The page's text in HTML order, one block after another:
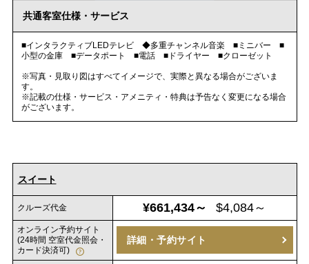
共通客室仕様・サービス
■インタラクティブLEDテレビ ◆多重チャンネル音楽 ■ミニバー ■
小型の金庫 ■データポート ■電話 ■ドライヤー ■クローゼット
※写真・見取り図はすべてイメージで、実際と異なる場合がございま
す。
※記載の仕様・サービス・アメニティ・特典は予告なく変更になる場合
がございます。
スイート
クルーズ代金 ¥661,434～ $4,084～
オンライン予約サイト
(24時間 空室代金照会・
カード決済可)
詳細・予約サイト